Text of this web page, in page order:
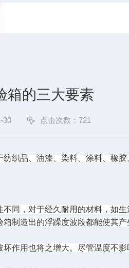
箱的三大要素
30 点击次数：721
纺织品、油漆、染料、涂料、橡
不同，对于经久耐用的材料，如
箱制造出的浮躁度波段都能使其
坏作用也将之增大。尽管温度不